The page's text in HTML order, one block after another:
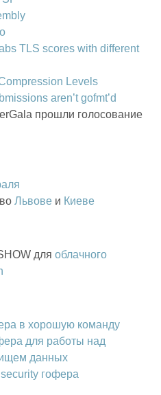
TLS scores with different
Levels
aren’t gofmt’d
прошли голосование
во Львове и Киеве
для облачного
в хорошую команду
для работы над
данных
гофера